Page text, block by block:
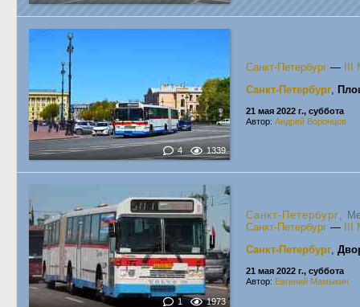
4 1339
Санкт-Петербург —
Санкт-Петербург,
21 мая 2022 г., суббота
Автор: Андрей Воронцов
1 1973
Санкт-Петербург,
Санкт-Петербург —
Санкт-Петербург,
21 мая 2022 г., суббота
Автор: Евгений Мамыкин